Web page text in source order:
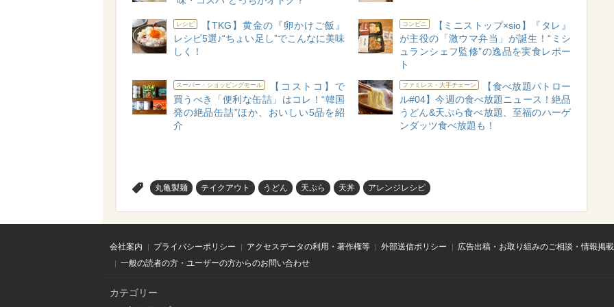
レシピ
【TKG】黄金の『卵かけご飯』
レシピ5選♪“ちょい足し”でこんなに美味
しく！
コンビニ
【ミニストップ×sio】『タレ』
が主役の「激ウマ弁当」が誕生！“ミシ
ュランシェフ監修”の逸品を実食レポー
ト
スーパー・ショッピングモール
【コストコ】で
買うべき「便利な缶詰」はコレ！“韓国
発の絶品缶詰”ほか、おいしい5品を紹
介
ファミレス・大手チェーン
【食べ放題パトロー
ル#04】今週の食べ放題ニュース！絶品
うどん&天ぷら食べ放題、至福のハーゲ
ンダッツ食べ放題も！
丸亀製麺 テイクアウト うどん 天ぷら 天丼 アレンジレシピ
会社案内 プライバシーポリシー アクセスデータの利用・著作権等 外部送信ポリシー
広告出稿・お取り組みのご相談・情報掲
一般の読者の方・ユーザーの方からのお問い合わせ
カテゴリー